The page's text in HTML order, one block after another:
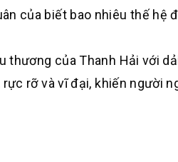
của biết bao nhiêu thế hệ
thương của Thanh Hải với
rỡ và vĩ đại, khiến người